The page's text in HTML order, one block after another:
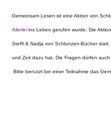
Gemeinsam Lesen ist eine Aktion von
Allerlei ins Leben gerufen wurde. Die
Steffi & Nadja von Schlunzen-Bücher
und Zeit dazu hat. Die Fragen dürfen
Bitte benutzt bei einer Teilnahme das